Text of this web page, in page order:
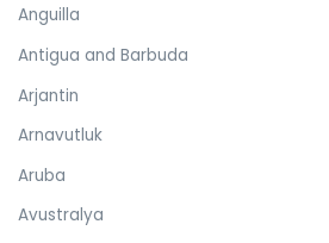
Anguilla
Antigua and Barbuda
Arjantin
Arnavutluk
Aruba
Avustralya